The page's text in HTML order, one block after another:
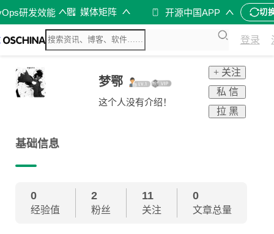
研发效能 媒体矩阵 开源中国APP 切
登录
梦鄂
这个人没有介绍！
+ 关注
私 信
拉 黑
基础信息
0
经验值
2
粉丝
11
关注
0
文章总量